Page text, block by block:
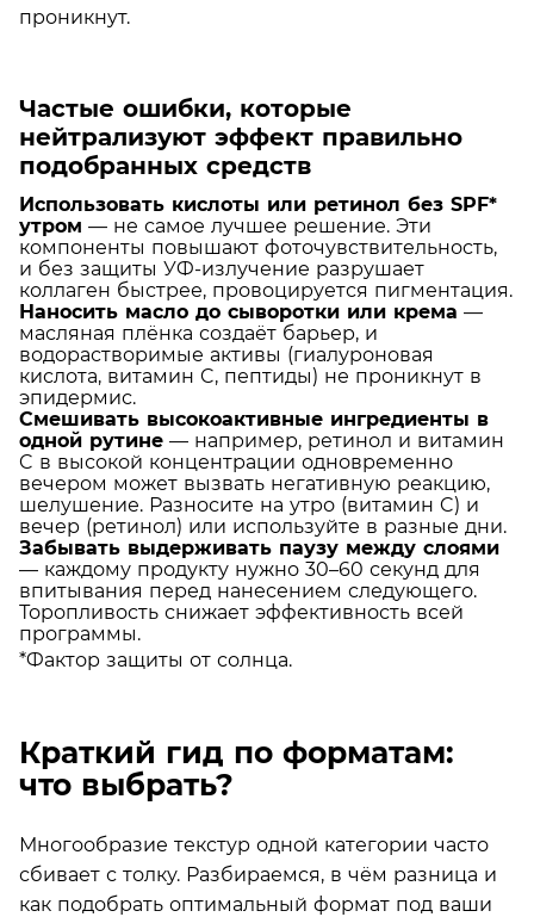
проникнут.
Частые ошибки, которые
нейтрализуют эффект правильно
подобранных средств
Использовать кислоты или ретинол без SPF*
утром — не самое лучшее решение. Эти
компоненты повышают фоточувствительность,
и без защиты УФ-излучение разрушает
коллаген быстрее, провоцируется пигментация.
Наносить масло до сыворотки или крема —
масляная плёнка создаёт барьер, и
водорастворимые активы (гиалуроновая
кислота, витамин C, пептиды) не проникнут в
эпидермис.
Смешивать высокоактивные ингредиенты в
одной рутине — например, ретинол и витамин
C в высокой концентрации одновременно
вечером может вызвать негативную реакцию,
шелушение. Разносите на утро (витамин C) и
вечер (ретинол) или используйте в разные дни.
Забывать выдерживать паузу между слоями
— каждому продукту нужно 30–60 секунд для
впитывания перед нанесением следующего.
Торопливость снижает эффективность всей
программы.
*Фактор защиты от солнца.
Краткий гид по форматам:
что выбрать?
Многообразие текстур одной категории часто
сбивает с толку. Разбираемся, в чём разница и
как подобрать оптимальный формат под ваши